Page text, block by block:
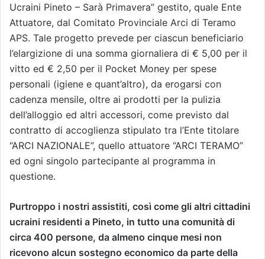
Ucraini Pineto – Sarà Primavera” gestito, quale Ente
Attuatore, dal Comitato Provinciale Arci di Teramo
APS. Tale progetto prevede per ciascun beneficiario
l’elargizione di una somma giornaliera di € 5,00 per il
vitto ed € 2,50 per il Pocket Money per spese
personali (igiene e quant’altro), da erogarsi con
cadenza mensile, oltre ai prodotti per la pulizia
dell’alloggio ed altri accessori, come previsto dal
contratto di accoglienza stipulato tra l’Ente titolare
“ARCI NAZIONALE”, quello attuatore “ARCI TERAMO”
ed ogni singolo partecipante al programma in
questione.
Purtroppo i nostri assistiti, così come gli altri cittadini
ucraini residenti a Pineto, in tutto una comunità di
circa 400 persone, da almeno cinque mesi non
ricevono alcun sostegno economico da parte della